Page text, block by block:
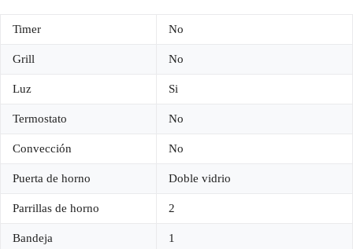
Timer No
Grill No
Luz Si
Termostato No
Convección No
Puerta de horno Doble vidrio
Parrillas de horno 2
Bandeja 1